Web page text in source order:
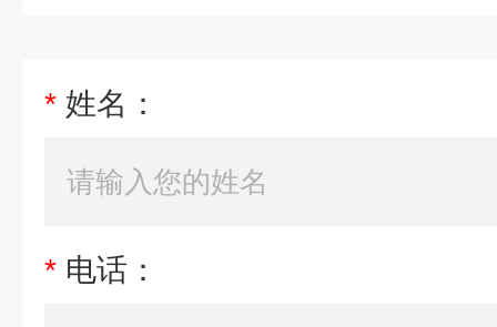
* 姓名：
* 电话：